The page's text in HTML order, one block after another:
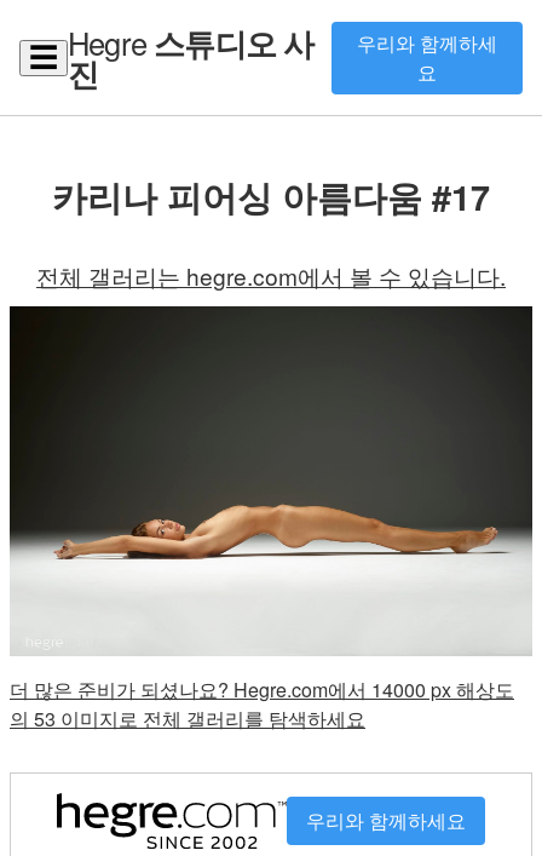
☰ Hegre스튜디오 사
진
우리와 함께하세
요
카리나 피어싱 아름다움 #17
전체 갤러리는 hegre.com에서 볼 수 있습니다.
더 많은 준비가 되셨나요? Hegre.com에서 14000 px 해상도
의 53 이미지로 전체 갤러리를 탐색하세요
우리와 함께하세요